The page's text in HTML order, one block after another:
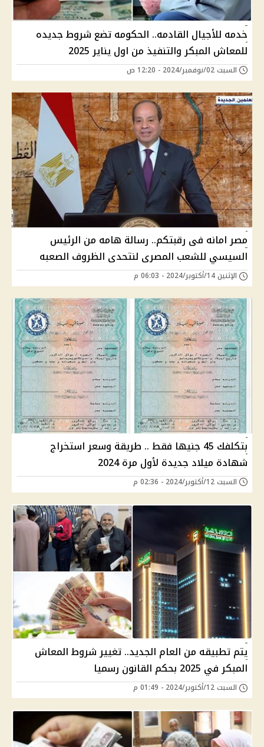
خدمه للأجيال القادمه.. الحكومه تضع شروط جديده
للمعاش المبكر والتنفيذ من اول يناير 2025
السبت 02/نوفمبر/2024 - 12:20 ص
مصر امانه فى رقبتكم.. رسالة هامه من الرئيس
السيسي للشعب المصرى لنتحدى الظروف الصعبه
الإثنين 14/أكتوبر/2024 - 06:03 م
بتكلفك 45 جنيها فقط .. طريقة وسعر استخراج
شهادة ميلاد جديدة لأول مرة 2024
السبت 12/أكتوبر/2024 - 02:36 م
يتم تطبيقه من العام الجديد.. تغيير شروط المعاش
المبكر في 2025 بحكم القانون رسميا
السبت 12/أكتوبر/2024 - 01:49 م